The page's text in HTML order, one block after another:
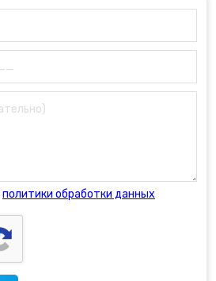
политики обработки данных